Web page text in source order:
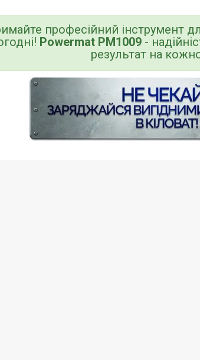
професійний інструмент
Powermat PM1009 -
результат на